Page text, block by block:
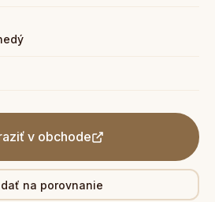
v obchode
na porovnanie